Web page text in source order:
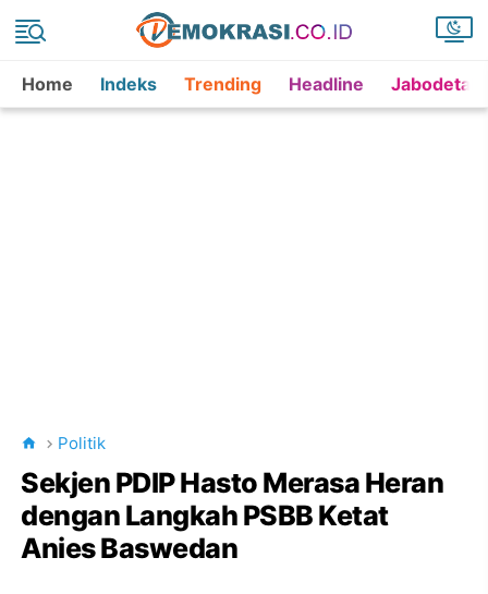
Home Indeks Trending Headline
Politik
Sekjen PDIP Hasto Merasa Heran
dengan Langkah PSBB Ketat
Anies Baswedan